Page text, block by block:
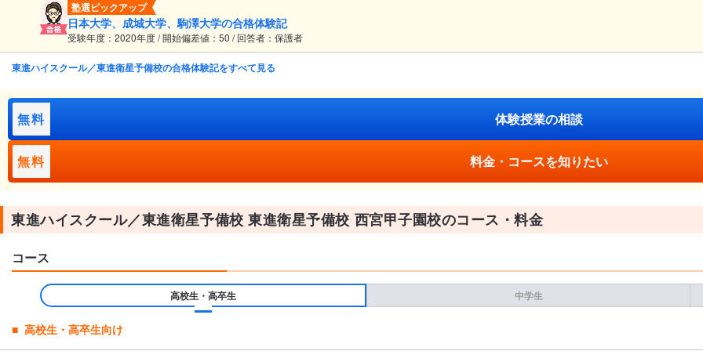
塾選ピックアップ
日本大学、成城大学、駒澤大学の合格体験記
受験年度：2020年度 / 開始偏差値：50 / 回答者：保護者
東進ハイスクール／東進衛星予備校の合格体験記をすべて見る
無料 体験授業の相談
無料 料金・コースを知りたい
東進ハイスクール／東進衛星予備校 東進衛星予備校 西宮甲子園校のコース・料金
コース
高校生・高卒生 中学生
高校生・高卒生向け